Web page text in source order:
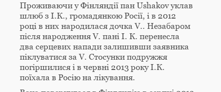
Проживаючи у Фінляндії пан Ushakov уклав
шлюб з І.К., громадянкою Росії, і в 2012
році в них народилася дочка V.. Незабаром
після народження V. пані І. К. перенесла
два серцевих напади залишивши заявника
піклуватися за V. Стосунки подружжя
погіршилися і в червні 2013 року І.К.
поїхала в Росію на лікування.